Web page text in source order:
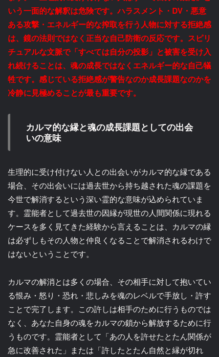
いう一面的な解釈は危険です。ハラスメント・DV・悪意
ある攻撃・エネルギー的な搾取を行う人物に対する拒絶感
は、鏡の法則ではなく正当な自己防衛の反応です。スピリ
チュアルな文脈で「すべては自分の投影」と被害を受け入
れ続けることは、魂の成長ではなくエネルギー的な自己犠
牲です。感じている拒絶感が警告なのか成長課題なのかを
冷静に見極めることが最も重要です。
カルマ的な縁と魂の成長課題としての出会
いの意味
生理的に受け付けない人との出会いがカルマ的な縁である
場合、その出会いには過去世から持ち越された魂の課題を
今世で解消するという深い霊的な意味が込められていま
す。霊能者として過去世の因縁が現世の人間関係に現れる
ケースを多く見てきた経験から言えることは、カルマの縁
は必ずしもその人物と仲良くなることで解消されるわけで
はないということです。
カルマの解消とは多くの場合、その相手に対して抱いてい
る恨み・怒り・恐れ・悲しみを魂のレベルで手放し・許す
ことで完了します。この許しは相手のために行うものでは
なく、あなた自身の魂をカルマの鎖から解放するために行
うものです。霊能者として「あの人を許せたとたん関係が
急に改善された」または「許したとたん自然と縁が切れ